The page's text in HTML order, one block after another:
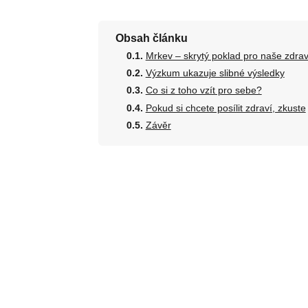
Obsah článku
Mrkev – skrytý poklad pro naše
Výzkum ukazuje slibné výsledky
Co si z toho vzít pro sebe?
Pokud si chcete posílit zdraví, zkuste
Závěr